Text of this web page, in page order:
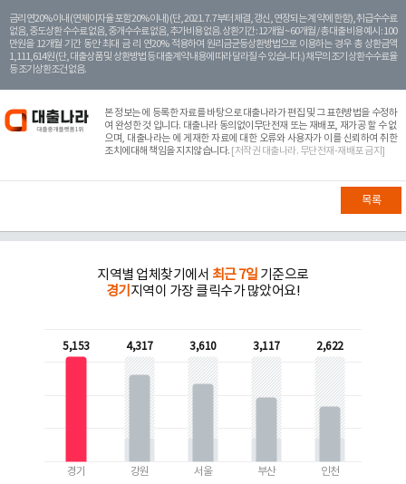
금리 연20% 이내 (연체이자율 포함 20% 이내) (단, 2021. 7. 7부터 체결, 갱신, 연장되는 계 약에 한함), 취급수수료
없음, 중도상환 수수료 없음, 중개수수료 없음, 추가비용 없음. 상환기간 : 12개월 ~ 60개월 / 총 대출 비용 예시 : 100
만원을 12개월 기간 동안 최대 금 리 연20% 적용하여 원리금균등상환방법으로 이용하는 경우 총 상환금액
1,111,614원 (단, 대출상품 및 상환방법 등 대출계약 내용에 따라 달라질 수 있습니다.) 채무의 조기 상환수수료율
등 조기상환조건 없음.
본 정보는에 등록한 자료를 바탕으로 대출나라가 편집 및 그 표현방법을 수정하
여 완성한 것 입니다. 대출나라 동의없이무단전재 또는 재배포, 재가공 할 수 없
으며, 대출나라는 에 게재한 자료에 대한 오류와 사용자가 이를 신뢰하여 취한
조치에대해 책임을 지지않습니다. [저작권 대출나라. 무단전재-재배포 금지]
목록
지역별 업체찾기에서 최근 7일 기준으로
경기 지역이 가장 클릭수가 많았어요!
5,153
경기
4,317
강원
3,610
서울
3,117
부산
2,622
인천